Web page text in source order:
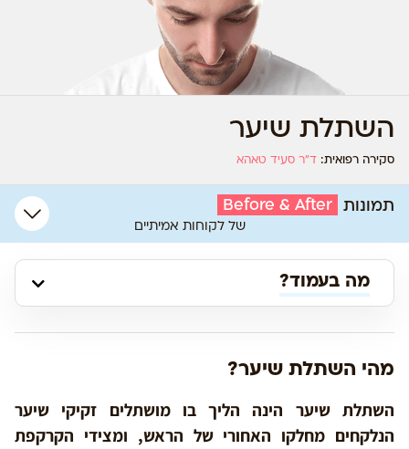
השתלת שיער
סקירה רפואית: ד”ר סעיד טאהא
תמונות Before & After
של לקוחות אמיתיים
מה בעמוד?
מהי השתלת שיער?
השתלת שיער הינה הליך בו מושתלים זקיקי שיער
הנלקחים מחלקו האחורי של הראש, ומצידי הקרקפת